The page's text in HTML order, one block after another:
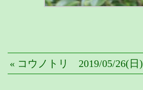
« コウノトリ 2019/05/26(日)